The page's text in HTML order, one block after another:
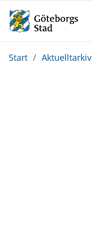
Du
Start / Aktuelltarkiv